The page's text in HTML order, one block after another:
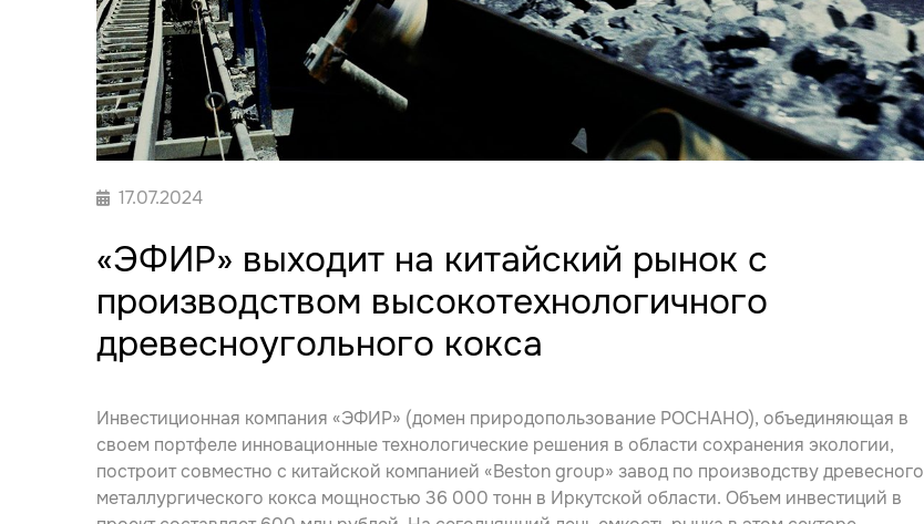
17.07.2024
«ЭФИР» выходит на китайский рынок с
производством высокотехнологичного
древесноугольного кокса
Инвестиционная компания «ЭФИР» (домен природопользование РОСНАНО), объединяющая в
своем портфеле инновационные технологические решения в области сохранения экологии,
построит совместно с китайской компанией «Beston group» завод по производству древесного
металлургического кокса мощностью 36 000 тонн в Иркутской области. Объем инвестиций в